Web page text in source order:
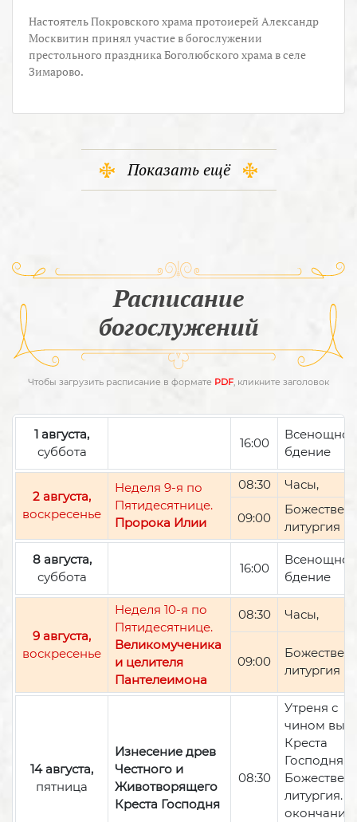
Настоятель Покровского храма протоиерей Александр
Москвитин принял участие в богослужении
престольного праздника Боголюбского храма в селе
Зимарово.
Показать ещё
Расписание
богослужений
Чтобы загрузить расписание в формате PDF, кликните заголовок
1 августа,
суббота
16:00
Всенощное
бдение
2 августа,
воскресенье
Неделя 9-я по
Пятидесятнице.
Пророка Илии
08:30 Часы,
09:00
литургия
8 августа,
суббота
16:00
Всенощное
бдение
9 августа,
воскресенье
Неделя 10-я по
Пятидесятнице.
Великомученика
и целителя
Пантелеимона
08:30 Часы,
09:00
литургия
14 августа,
пятница
Изнесение древ
Честного и
Животворящего
Креста Господня
08:30
Утреня с
чином
Креста
Господня,
литургия.
окончании